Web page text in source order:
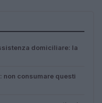
domiciliare: la
non consumare questi